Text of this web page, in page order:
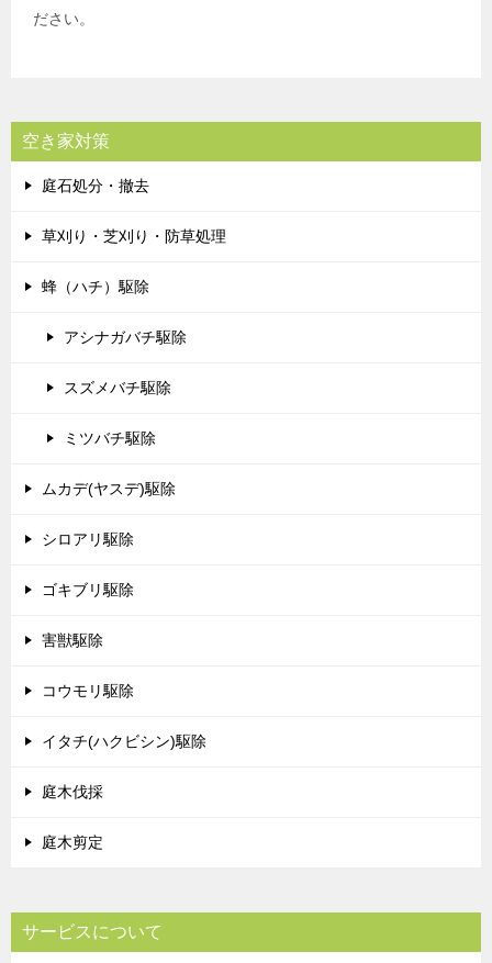
ださい。
空き家対策
庭石処分・撤去
草刈り・芝刈り・防草処理
蜂（ハチ）駆除
アシナガバチ駆除
スズメバチ駆除
ミツバチ駆除
ムカデ(ヤスデ)駆除
シロアリ駆除
ゴキブリ駆除
害獣駆除
コウモリ駆除
イタチ(ハクビシン)駆除
庭木伐採
庭木剪定
サービスについて